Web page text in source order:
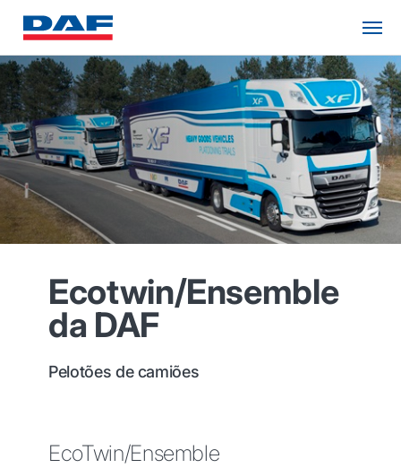
Ecotwin/Ensemble
da DAF
Pelotões de camiões
EcoTwin/Ensemble